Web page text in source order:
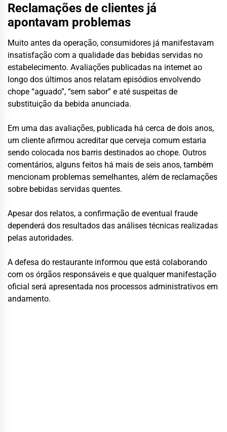
Reclamações de clientes já
apontavam problemas
Muito antes da operação, consumidores já manifestavam
insatisfação com a qualidade das bebidas servidas no
estabelecimento. Avaliações publicadas na internet ao
longo dos últimos anos relatam episódios envolvendo
chope “aguado”, “sem sabor” e até suspeitas de
substituição da bebida anunciada.
Em uma das avaliações, publicada há cerca de dois anos,
um cliente afirmou acreditar que cerveja comum estaria
sendo colocada nos barris destinados ao chope. Outros
comentários, alguns feitos há mais de seis anos, também
mencionam problemas semelhantes, além de reclamações
sobre bebidas servidas quentes.
Apesar dos relatos, a confirmação de eventual fraude
dependerá dos resultados das análises técnicas realizadas
pelas autoridades.
A defesa do restaurante informou que está colaborando
com os órgãos responsáveis e que qualquer manifestação
oficial será apresentada nos processos administrativos em
andamento.